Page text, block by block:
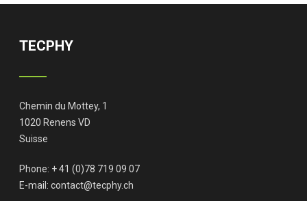
TECPHY
Chemin du Mottey, 1
1020 Renens VD
Suisse
Phone: + 41 (0)78 719 09 07
E-mail:contact@tecphy.ch